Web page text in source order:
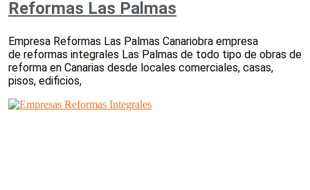
Reformas Las Palmas
Empresa Reformas Las Palmas Canariobra empresa
de reformas integrales Las Palmas de todo tipo de obras de
reforma en Canarias desde locales comerciales, casas,
pisos, edificios,